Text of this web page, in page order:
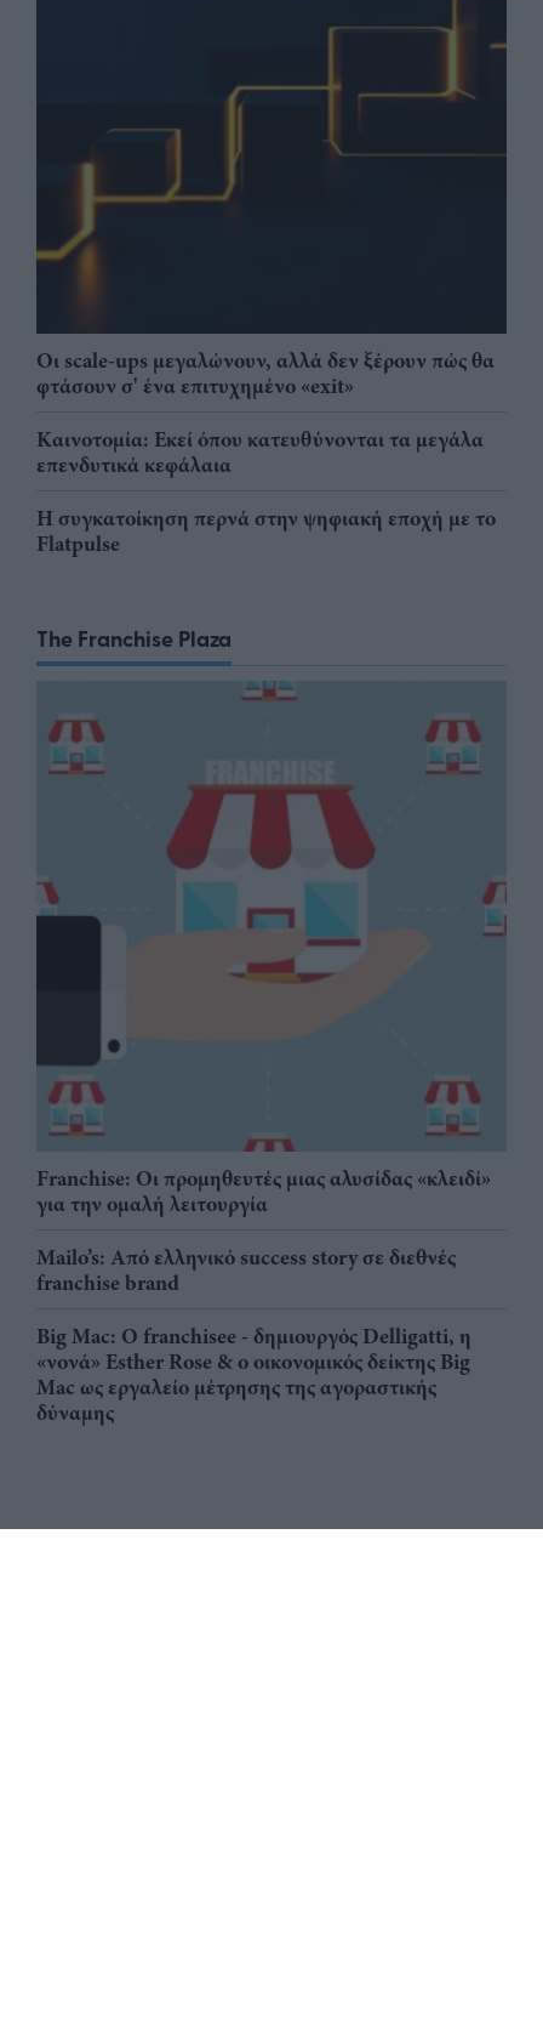
Οι scale-ups μεγαλώνουν, αλλά δεν ξέρουν πώς θα
φτάσουν σ' ένα επιτυχημένο «exit»
Καινοτομία: Εκεί όπου κατευθύνονται τα μεγάλα
επενδυτικά κεφάλαια
Η συγκατοίκηση περνά στην ψηφιακή εποχή με το
Flatpulse
The Franchise Plaza
Franchise: Οι προμηθευτές μιας αλυσίδας «κλειδί»
για την ομαλή λειτουργία
Mailo’s: Από ελληνικό success story σε διεθνές
franchise brand
Big Mac: Ο franchisee - δημιουργός Delligatti, η
«νονά» Esther Rose & ο οικονομικός δείκτης Big
Mac ως εργαλείο μέτρησης της αγοραστικής
δύναμης